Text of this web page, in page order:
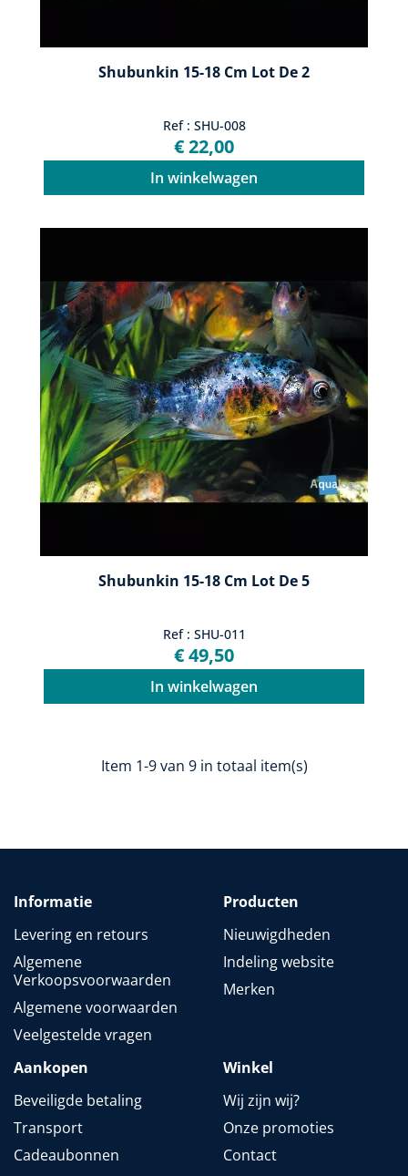
Shubunkin 15-18 Cm Lot De 2
Ref : SHU-008
€ 22,00
In winkelwagen
Shubunkin 15-18 Cm Lot De 5
Ref : SHU-011
€ 49,50
In winkelwagen
Item 1-9 van 9 in totaal item(s)
Informatie
Levering en retours
Algemene
Verkoopsvoorwaarden
Algemene voorwaarden
Veelgestelde vragen
Producten
Nieuwigdheden
Indeling website
Merken
Aankopen
Beveiligde betaling
Transport
Cadeaubonnen
Winkel
Wij zijn wij?
Onze promoties
Contact